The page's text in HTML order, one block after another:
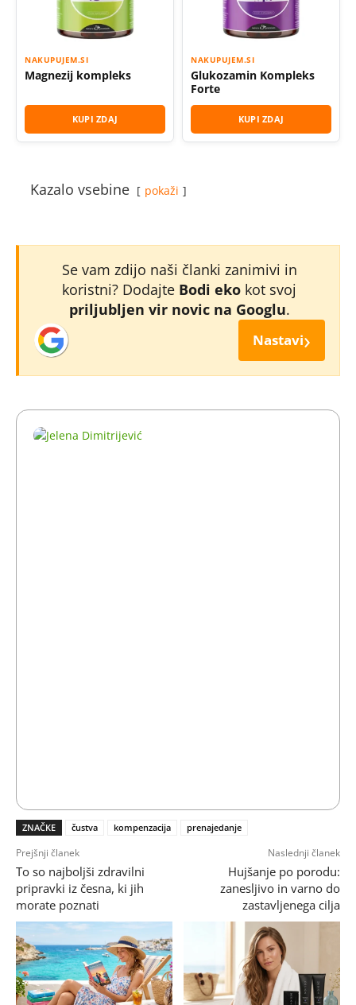
NAKUPUJEM.SI
Magnezij kompleks
KUPI ZDAJ
NAKUPUJEM.SI
Glukozamin Kompleks
Forte
KUPI ZDAJ
Kazalo vsebine pokaži
Se vam zdijo naši članki zanimivi in
koristni? Dodajte Bodi eko kot svoj
priljubljen vir novic na Googlu.
Nastavi›
ZNAČKE čustva kompenzacija prenajedanje
Prejšnji članek
To so najboljši zdravilni
pripravki iz česna, ki jih
morate poznati
Naslednji članek
Hujšanje po porodu:
zanesljivo in varno do
zastavljenega cilja